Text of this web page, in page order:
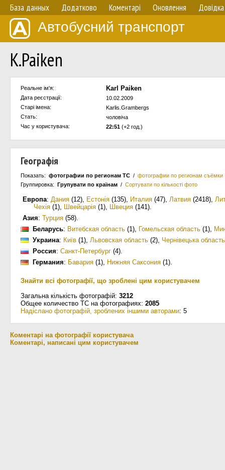
База данных Додатково Коментарі Оновлення Довідка
Автобусний транспорт
K.Paiken
Реальне ім'я: Karl Paiken
Дата реєстрації:
10.02.2009
Старі імена:
Karlis.Grambergs
Стать:
чоловіча
Час у користувача:
22:51 (+2 год.)
Географія
Показать: фотографии по регионам ТС / фотографии по регионам съёмки
Группировка: Групувати по країнам / Сортувати по кількості фото
Европа: Дания (12), Естонія (135), Италия (47), Латвия (2418),
Чехія (1), Швейцарія (1), Швеция (141).
Азия: Турция (58).
Беларусь: Витебская область (1), Гомельская область (1),
Украина: Київ (1), Львовская область (2), Чернівецька область
Россия: Санкт-Петербург (4).
Германия: Бавария (1), Нижняя Саксония (1).
Знайти всі фотографії, що зроблені цим користувачем
Загальна кількість фотографій: 3212
Общее количество ТС на фотографиях: 2085
Надіслано фотографій, зроблених іншими авторами: 5
Коментарі на фотографії користувача
Коментарі, написані цим користувачем